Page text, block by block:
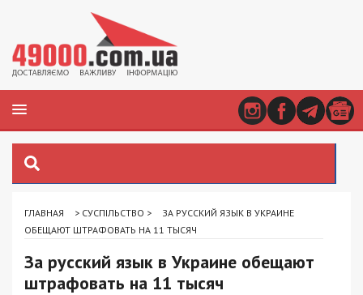
ГЛАВНАЯ > СУСПІЛЬСТВО >
ЗА РУССКИЙ ЯЗЫК В УКРАИНЕ
ОБЕЩАЮТ ШТРАФОВАТЬ НА 11 ТЫСЯЧ
За русский язык в Украине обещают
штрафовать на 11 тысяч